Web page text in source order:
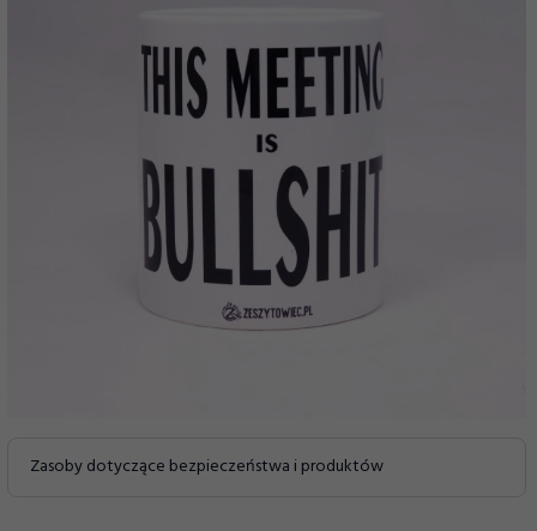
Zasoby dotyczące bezpieczeństwa i produktów